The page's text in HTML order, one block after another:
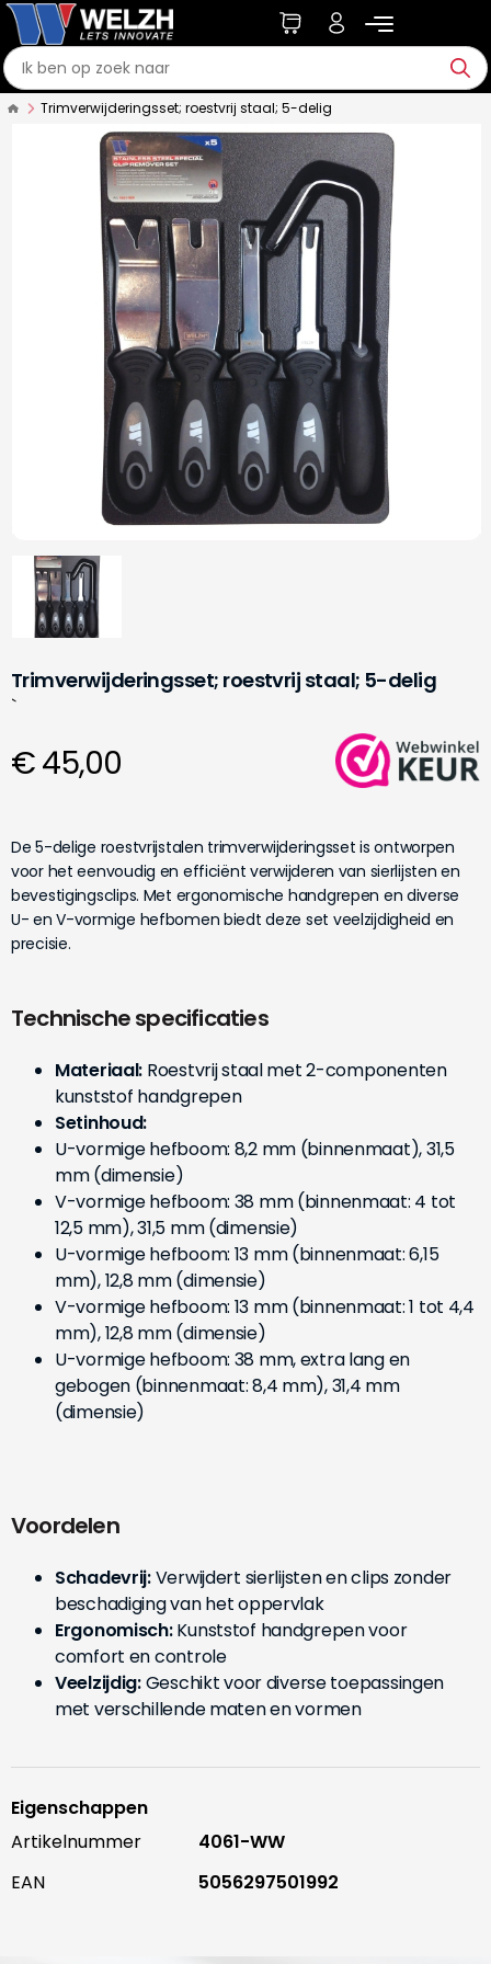
Trimverwijderingsset; roestvrij staal; 5-delig
Trimverwijderingsset; roestvrij staal; 5-delig
`
€ 45,00
De 5-delige roestvrijstalen trimverwijderingsset is ontworpen
voor het eenvoudig en efficiënt verwijderen van sierlijsten en
bevestigingsclips. Met ergonomische handgrepen en diverse
U- en V-vormige hefbomen biedt deze set veelzijdigheid en
precisie.
Technische specificaties
Materiaal: Roestvrij staal met 2-componenten
kunststof handgrepen
Setinhoud:
U-vormige hefboom: 8,2 mm (binnenmaat), 31,5
mm (dimensie)
V-vormige hefboom: 38 mm (binnenmaat: 4 tot
12,5 mm), 31,5 mm (dimensie)
U-vormige hefboom: 13 mm (binnenmaat: 6,15
mm), 12,8 mm (dimensie)
V-vormige hefboom: 13 mm (binnenmaat: 1 tot 4,4
mm), 12,8 mm (dimensie)
U-vormige hefboom: 38 mm, extra lang en
gebogen (binnenmaat: 8,4 mm), 31,4 mm
(dimensie)
Voordelen
Schadevrij:Verwijdert sierlijsten en clips zonder
beschadiging van het oppervlak
Ergonomisch:Kunststof handgrepen voor
comfort en controle
Veelzijdig:Geschikt voor diverse toepassingen
met verschillende maten en vormen
Eigenschappen
Artikelnummer
4061-WW
EAN
5056297501992